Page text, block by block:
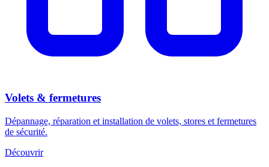
Volets & fermetures
Dépannage, réparation et installation de volets, stores et fermetures
de sécurité.
Découvrir